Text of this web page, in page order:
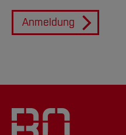
Service
Anmeldung